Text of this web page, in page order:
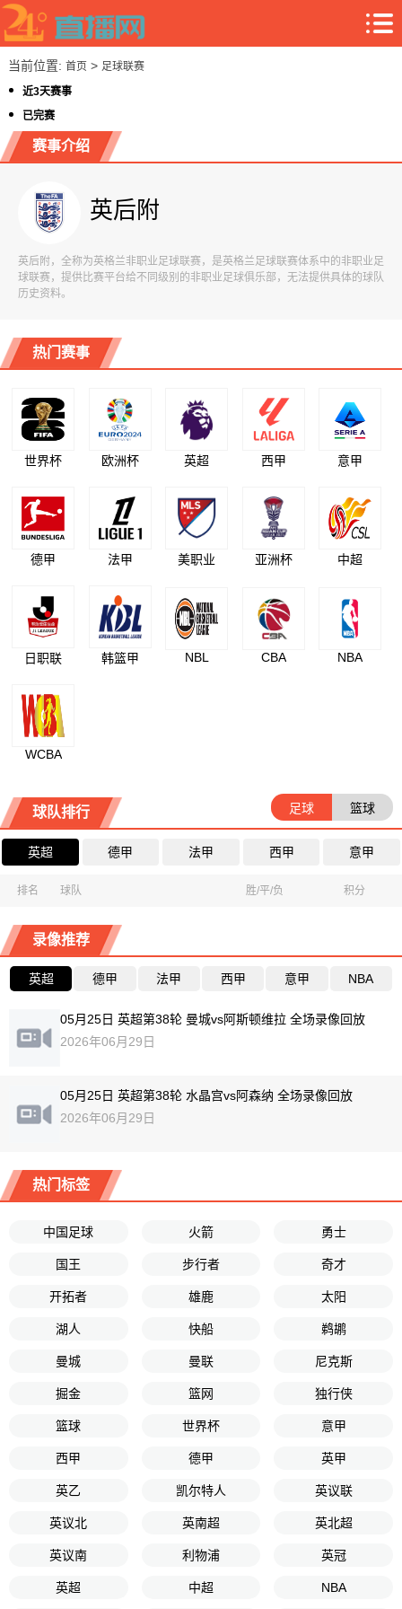
当前位置: 首页> 足球联赛
近3天赛事
已完赛
赛事介绍
英后附
英后附，全称为英格兰非职业足球联赛，是英格兰足球联赛体系中的非职业足
球联赛，提供比赛平台给不同级别的非职业足球俱乐部，无法提供具体的球队
历史资料。
热门赛事
世界杯 欧洲杯 英超 西甲 意甲
德甲 法甲 美职业 亚洲杯 中超
日职联 韩篮甲 NBL CBA NBA
WCBA
球队排行 足球 篮球
英超 德甲 法甲 西甲 意甲
排名 球队 胜/平/负 积分
录像推荐
英超 德甲 法甲 西甲 意甲 NBA
05月25日 英超第38轮 曼城vs阿斯顿维拉 全场录像回放
2026年06月29日
05月25日 英超第38轮 水晶宫vs阿森纳 全场录像回放
2026年06月29日
热门标签
中国足球 火箭 勇士
国王 步行者 奇才
开拓者 雄鹿 太阳
湖人 快船 鹈鹕
曼城 曼联 尼克斯
掘金 篮网 独行侠
篮球 世界杯 意甲
西甲 德甲 英甲
英乙 凯尔特人 英议联
英议北 英南超 英北超
英议南 利物浦 英冠
英超 中超 NBA